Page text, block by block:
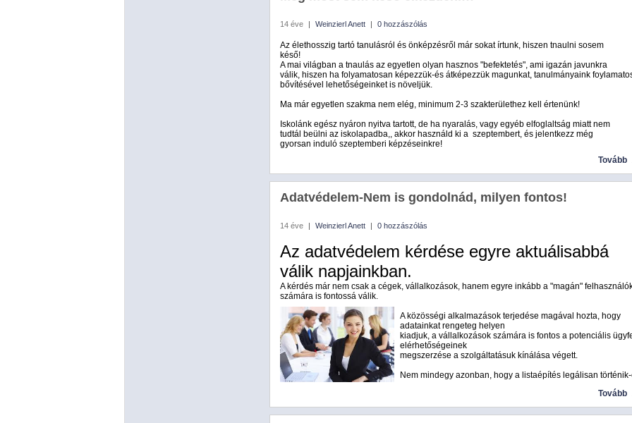
14 éve | Weinzierl Anett | 0 hozzászólás
Az élethosszig tartó tanulásról és önképzésről már sokat írtunk, hiszen tnaulni sosem
késő!
A mai világban a tnaulás az egyetlen olyan hasznos "befektetés", ami igazán javunkra
válik, hiszen ha folyamatosan képezzük-és átképezzük magunkat, tanulmányaink
bővítésével lehetőségeinket is növeljük.
Ma már egyetlen szakma nem elég, minimum 2-3 szakterülethez kell értenünk!
Iskolánk egész nyáron nyitva tartott, de ha nyaralás, vagy egyéb elfoglaltság miatt nem
tudtál beülni az iskolapadba,, akkor használd ki a szeptembert, és jelentkezz még
gyorsan induló szeptemberi képzéseinkre!
Tovább
Adatvédelem-Nem is gondolnád, milyen fontos!
14 éve | Weinzierl Anett | 0 hozzászólás
Az adatvédelem kérdése egyre aktuálisabbá
válik napjainkban.
A kérdés már nem csak a cégek, vállalkozások, hanem egyre inkább a "magán"
számára is fontossá válik.
A közösségi alkalmazások terjedése magával hozta, hogy
adatainkat rengeteg helyen
kiadjuk, a vállalkozások számára is fontos a potenciális
elérhetőségeinek
megszerzése a szolgáltatásuk kínálása végett.
Nem mindegy azonban, hogy a listaépítés legálisan
Tovább